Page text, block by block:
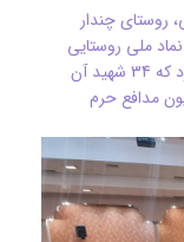
روستای چندار
نماد ملی روستایی
گلزار شهدا انتخاب شد. این گلزار شهدا 39 شهید دارد که 34 شهید آن
لشکر فاطمیون مدافع حرم